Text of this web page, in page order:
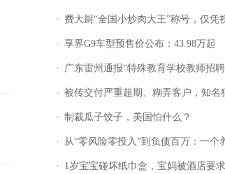
费大厨“全国小炒肉大王”称号，仅凭视频评出？中国烹饪协
享界G9车型预售价公布：43.98万起
广东雷州通报“特殊教育学校教师招聘存在违规行为”：已启动问责程序 副
被传交付严重超期、糊弄客户，知名独角兽车企创始人回应：都没证据，将依法采取措施，“本人长期与美国交管局保持沟通，
制裁瓜子饺子，美国怕什么？
从“零风险零投入”到负债百万：一个养牛项目崩盘后，谁该为农户的贷款买单丨
1岁宝宝碰坏纸巾盒，宝妈被酒店要求赔付924元！三亚一酒店回复：骨瓷定制！网友一查